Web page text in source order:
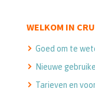
WELKOM IN
Goed om te
Nieuwe
Tarieven en